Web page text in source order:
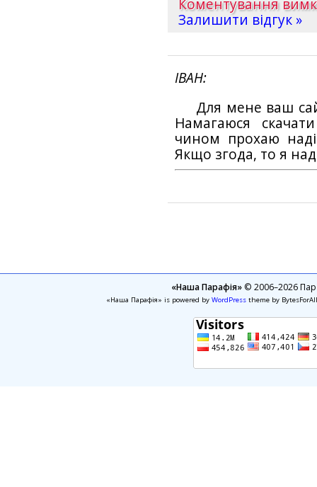
Коментування
Залишити відгук »
ІВАН
Для мене ваш
Намагаюся
чином прохаю
Якщо згода, то я
«Наша Парафія»© 2006–2026
«Наша Парафія» is powered by WordPresstheme by